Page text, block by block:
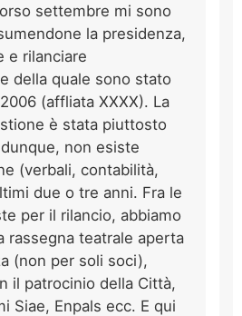
settembre mi sono
la presidenza,
e rilanciare
della quale sono stato
(affliata XXXX). La
è stata piuttosto
non esiste
(verbali, contabilità,
due o tre anni. Fra le
per il rilancio, abbiamo
rassegna teatrale aperta
(non per soli soci),
il patrocinio della Città,
Siae, Enpals ecc. E qui